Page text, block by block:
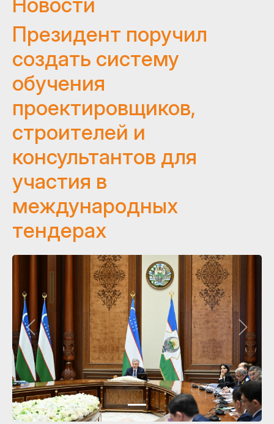
Президент поручил
создать систему
обучения
проектировщиков,
строителей и
консультантов для
участия в
международных
тендерах